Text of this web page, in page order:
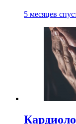
5 месяцев